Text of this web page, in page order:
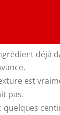
déjà
est
pas.
: quelques